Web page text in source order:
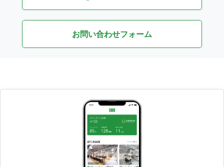
お問い合わせフォーム